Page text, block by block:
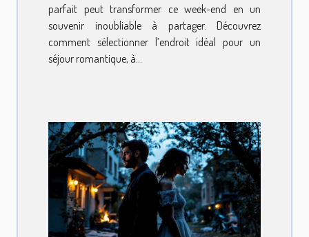
parfait peut transformer ce week-end en un
souvenir inoubliable à partager. Découvrez
comment sélectionner l’endroit idéal pour un
séjour romantique, à...